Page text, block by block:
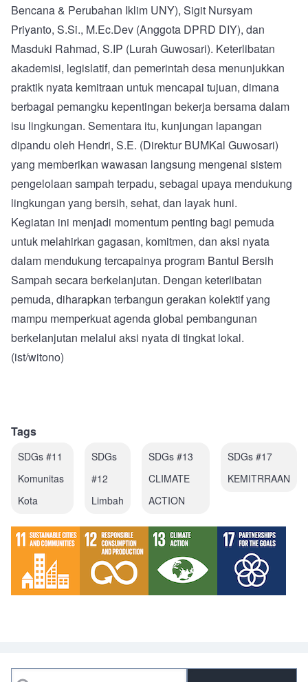
Bencana & Perubahan Iklim UNY), Sigit Nursyam
Priyanto, S.Si., M.Ec.Dev (Anggota DPRD DIY), dan
Masduki Rahmad, S.IP (Lurah Guwosari). Keterlibatan
akademisi, legislatif, dan pemerintah desa menunjukkan
praktik nyata kemitraan untuk mencapai tujuan, dimana
berbagai pemangku kepentingan bekerja bersama dalam
isu lingkungan. Sementara itu, kunjungan lapangan
dipandu oleh Hendri, S.E. (Direktur BUMKal Guwosari)
yang memberikan wawasan langsung mengenai sistem
pengelolaan sampah terpadu, sebagai upaya mendukung
lingkungan yang bersih, sehat, dan layak huni.
Kegiatan ini menjadi momentum penting bagi pemuda
untuk melahirkan gagasan, komitmen, dan aksi nyata
dalam mendukung tercapainya program Bantul Bersih
Sampah secara berkelanjutan. Dengan keterlibatan
pemuda, diharapkan terbangun gerakan kolektif yang
mampu memperkuat agenda global pembangunan
berkelanjutan melalui aksi nyata di tingkat lokal.
(ist/witono)
Tags
SDGs #11
Komunitas
Kota
SDGs
#12
Limbah
SDGs #13
CLIMATE
ACTION
SDGs #17
KEMITRRAAN